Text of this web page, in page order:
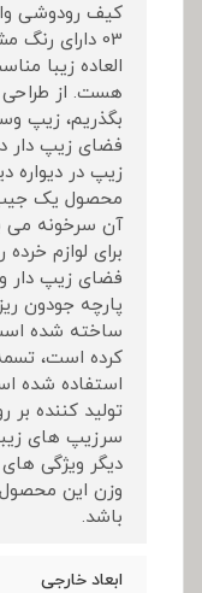
03 دارای
العاده زیبا
هست. از طراحی
بگذریم، زیپ
فضای زیپ دار
زیپ در دیواره
محصول یک
آن سرخونه
برای لوازم
فضای زیپ دار
پارچه جودون
ساخته شده
کرده است،
استفاده شده
تولید کننده
سرزیپ های
دیگر ویژگی
باشد.
ابعاد خارجی